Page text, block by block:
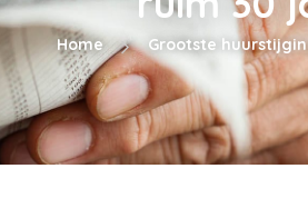
Home Grootste